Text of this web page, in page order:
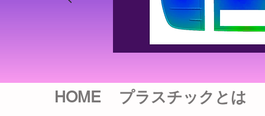
HOME プラスチックとは